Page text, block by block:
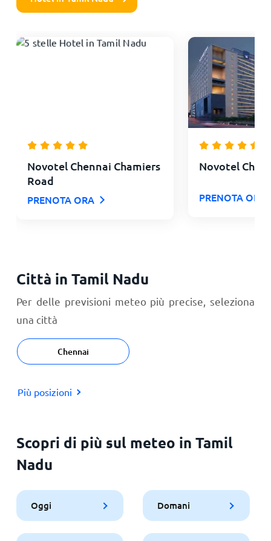
Novotel Chennai Chamiers
Road
PRENOTA ORA
Novotel
PRENOTA ORA
Città in Tamil Nadu
Per delle previsioni meteo più precise, seleziona
una città
Chennai
Più posizioni
Scopri di più sul meteo in Tamil
Nadu
Oggi Domani